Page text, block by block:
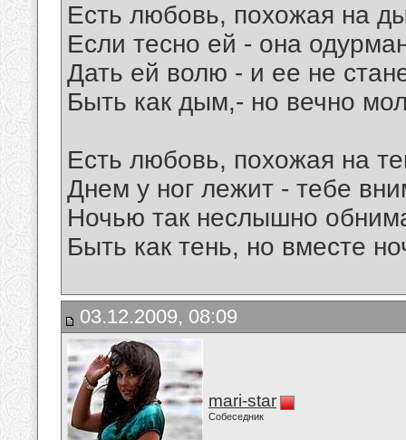
Есть любовь, похожая на
Если тесно ей - она
Дать ей волю - и ее не
Быть как дым,- но вечно
Есть любовь, похожая на
Днем у ног лежит - тебе
Ночью так неслышно
Быть как тень, но вместе
03.12.2009, 08:09
mari-star
Собеседник